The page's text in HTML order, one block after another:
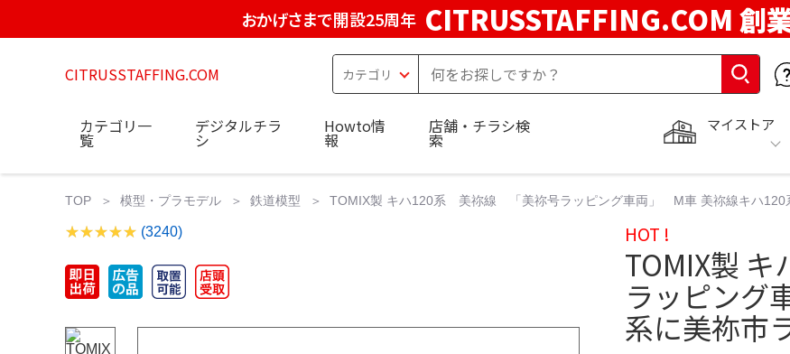
おかげさまで開設25周年 CITRUSSTAFFING.COM 創
CITRUSSTAFFING.COM
マイストア
カテゴリ一
覧
デジタルチラ
シ
Howto情
報
店舗・チラシ検
索
TOP 模型・プラモデル 鉄道模型 TOMIX製 キハ120系 美祢線 「美祢号ラッピング車両」 M車 美祢線キハ120
(3240) HOT !
TOMIX製
ラッピング
系に美祢市